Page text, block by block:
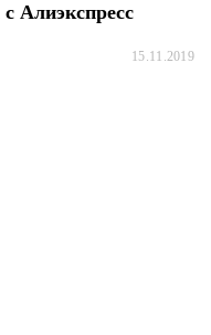
Алиэкспресс
15.11.2019